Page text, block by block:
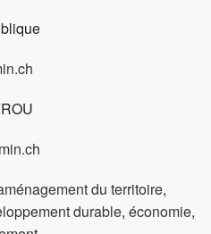
du territoire,
durable, économie,